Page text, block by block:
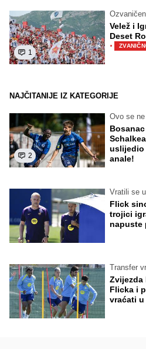
1
Velež i
Deset
·
NAJČITANIJE IZ KATEGORIJE
2
Ovo se
uslijedio
anale!
Vratili se
Flick
trojici
napuste
Transfer
Zvijezda
Flicka i
vraćati